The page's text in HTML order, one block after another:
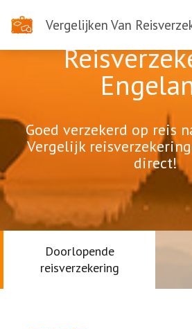
Vergelijken Van
Goed verzekerd op reis
Vergelijk
direct!
Doorlopende
reisverzekering